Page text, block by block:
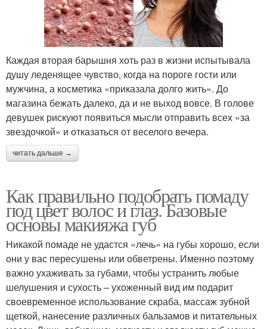
Каждая вторая барышня хоть раз в жизни испытывала
душу леденящее чувство, когда на пороге гости или
мужчина, а косметика «приказала долго жить». До
магазина бежать далеко, да и не выход вовсе. В голове
девушек рискуют появиться мысли отправить всех «за
звездочкой» и отказаться от веселого вечера.
читать дальше →
Как правильно подобрать помаду
под цвет волос и глаз. Базовые
основы макияжа губ
Никакой помаде не удастся «лечь» на губы хорошо, если
они у вас пересушены или обветрены. Именно поэтому
важно ухаживать за губами, чтобы устранить любые
шелушения и сухость – ухоженный вид им подарит
своевременное использование скраба, массаж зубной
щеткой, нанесение различных бальзамов и питательных